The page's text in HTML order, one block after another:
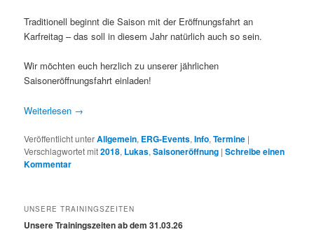
Traditionell beginnt die Saison mit der Eröffnungsfahrt an
Karfreitag – das soll in diesem Jahr natürlich auch so sein.
Wir möchten euch herzlich zu unserer jährlichen
Saisoneröffnungsfahrt einladen!
Weiterlesen →
Veröffentlicht unterAllgemein, ERG-Events,Info,Termine |
Verschlagwortet mit2018, Lukas,Saisoneröffnung |Schreibe einen
Kommentar
UNSERE TRAININGSZEITEN
Unsere Trainingszeiten ab dem 31.03.26